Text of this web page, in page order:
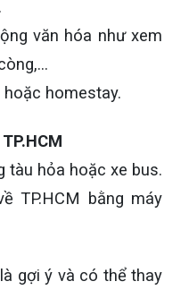
văn hóa như xem
homestay.
tàu hỏa hoặc xe bus.
TP.HCM bằng máy
gợi ý và có thể thay